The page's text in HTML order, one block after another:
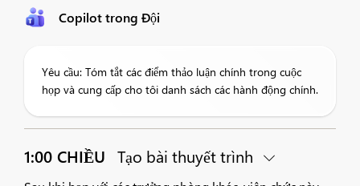
Copilot trong Đội
Yêu cầu: Tóm tắt các điểm thảo luận chính trong cuộc
họp và cung cấp cho tôi danh sách các hành động chính.
1:00 CHIỀU Tạo bài thuyết trình